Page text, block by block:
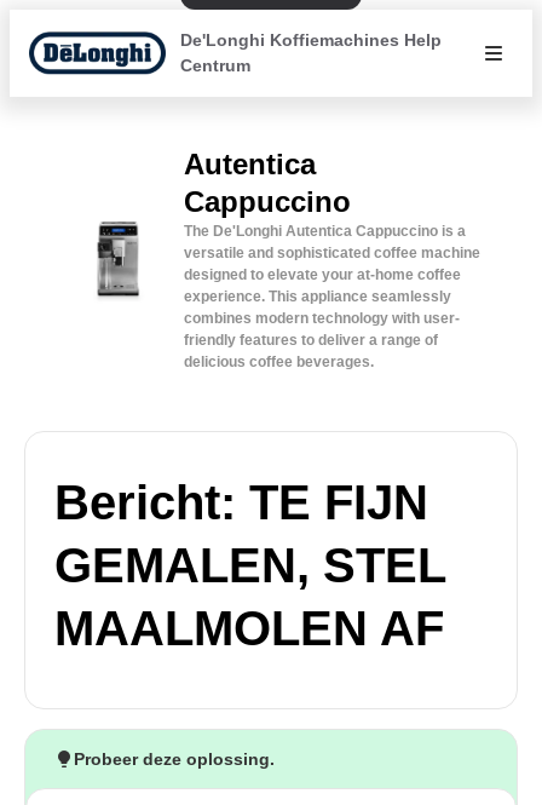
De'Longhi Koffiemachines Help
Centrum
Autentica
Cappuccino
The De'Longhi Autentica Cappuccino is a
versatile and sophisticated coffee machine
designed to elevate your at-home coffee
experience. This appliance seamlessly
combines modern technology with user-
friendly features to deliver a range of
delicious coffee beverages.
Bericht: TE FIJN
GEMALEN, STEL
MAALMOLEN AF
Probeer deze oplossing.